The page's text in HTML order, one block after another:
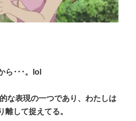
ら･･･。lol
な表現の一つであり、わたしは
離して捉えてる。